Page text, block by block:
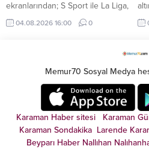
ekranlarından; S Sport ile La Liga,
Serie A, NBA, EuroLeague, UFC
ve MotoGP, tabii Spor ile seçili
tenis ve bisiklet yayınları gibi
dünyanın önde gelen spor
müsabakalarını takip edebiliyor.
04.08.2026 16:00 0
Memur70 Sosyal Medya
Karaman Haber sitesi Karaman
Karaman Sondakika Larende
Beyparı Haber Nallıhan